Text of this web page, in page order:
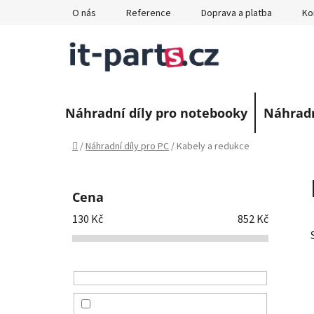
O nás Reference Doprava a platba
Náhradní díly pro notebooky
Domů
/Náhradní díly pro PC/Kabely a redukce
Cena
130 Kč 852Kč